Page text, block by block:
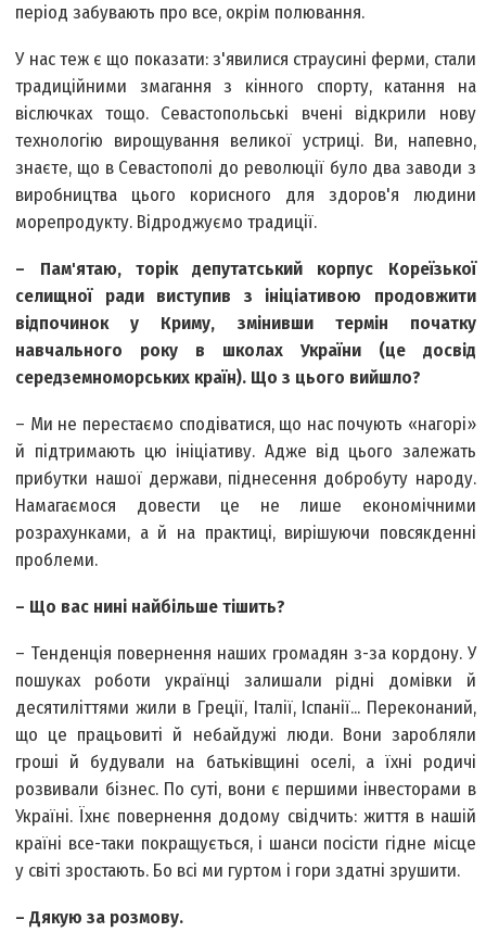
період забувають про все, окрім полювання.
У нас теж є що показати: з'явилися страусині ферми, стали
традиційними змагання з кінного спорту, катання на
віслючках тощо. Севастопольські вчені відкрили нову
технологію вирощування великої устриці. Ви, напевно,
знаєте, що в Севастополі до революції було два заводи з
виробництва цього корисного для здоров'я людини
морепродукту. Відроджуємо традиції.
– Пам'ятаю, торік депутатський корпус Кореїзької
селищної ради виступив з ініціативою продовжити
відпочинок у Криму, змінивши термін початку
навчального року в школах України (це досвід
середземноморських країн). Що з цього вийшло?
– Ми не перестаємо сподіватися, що нас почують «нагорі»
й підтримають цю ініціативу. Адже від цього залежать
прибутки нашої держави, піднесення добробуту народу.
Намагаємося довести це не лише економічними
розрахунками, а й на практиці, вирішуючи повсякденні
проблеми.
– Що вас нині найбільше тішить?
– Тенденція повернення наших громадян з-за кордону. У
пошуках роботи українці залишали рідні домівки й
десятиліттями жили в Греції, Італії, Іспанії... Переконаний,
що це працьовиті й небайдужі люди. Вони заробляли
гроші й будували на батьківщині оселі, а їхні родичі
розвивали бізнес. По суті, вони є першими інвесторами в
Україні. Їхнє повернення додому свідчить: життя в нашій
країні все-таки покращується, і шанси посісти гідне місце
у світі зростають. Бо всі ми гуртом і гори здатні зрушити.
– Дякую за розмову.